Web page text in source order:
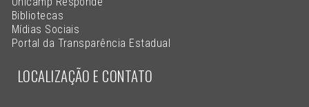
Bibliotecas
Mídias Sociais
Portal da Transparência Estadual
LOCALIZAÇÃO E CONTATO